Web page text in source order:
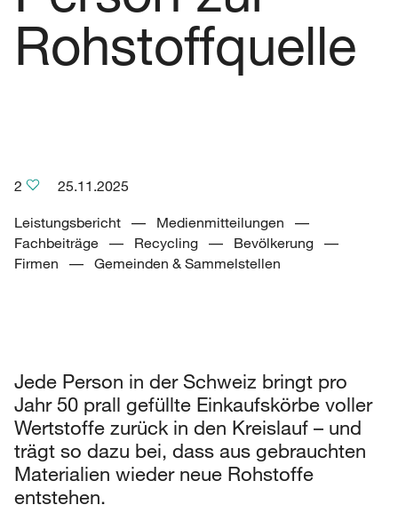
Rohstoffquelle
2 25.11.2025
Leistungsbericht –– Medienmitteilungen ––
Fachbeiträge –– Recycling –– Bevölkerung ––
Firmen –– Gemeinden & Sammelstellen
Jede Person in der Schweiz bringt pro
Jahr 50 prall gefüllte Einkaufskörbe voller
Wertstoffe zurück in den Kreislauf – und
trägt so dazu bei, dass aus gebrauchten
Materialien wieder neue Rohstoffe
entstehen.